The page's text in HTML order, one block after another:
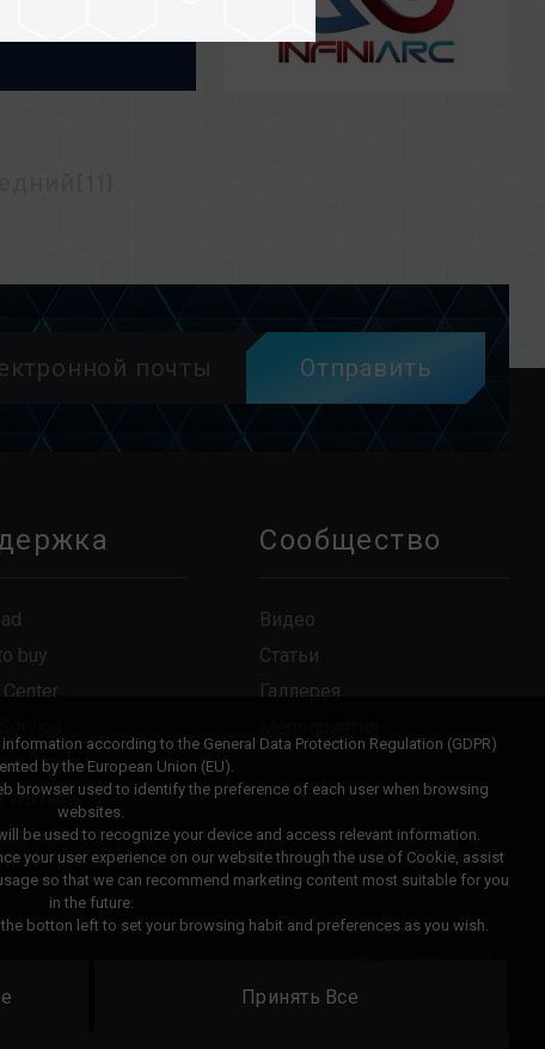
Отправить
buy
a Repair
Warranty
Query
Сообщество
Видео
Статьи
Галлерея
according to the General Data Protection Regulation (GDPR)
by the European Union (EU).
browser used to identify the preference of each user when browsing
websites.
be used to recognize your device and access relevant information.
your user experience on our website through the use of Cookie, assist
so that we can recommend marketing content most suitable for you
in the future.
botton left to set your browsing habit and preferences as you wish.
Принять Все